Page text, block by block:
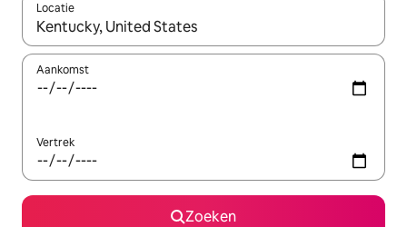
Locatie
Wanneer er resultaten beschikbaar zijn, maak je een keuze
Aankomst
Vertrek
Zoeken